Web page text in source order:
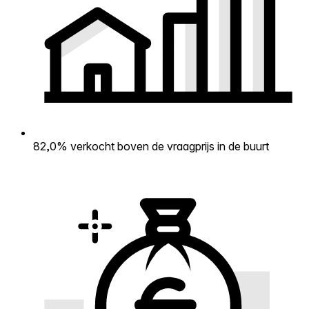
82,0% verkocht boven de vraagprijs in de buurt